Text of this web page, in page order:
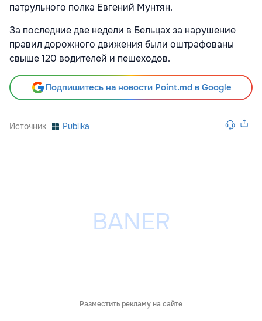
патрульного полка Евгений Мунтян.
За последние две недели в Бельцах за нарушение
правил дорожного движения были оштрафованы
свыше 120 водителей и пешеходов.
Подпишитесь на новости Point.md в Google
Источник Publika
Разместить рекламу на сайте